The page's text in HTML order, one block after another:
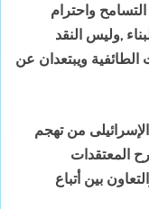
التسامح واحترام
,وليس النقد
الطائفية ويبتعدان عن
من تهجم
المعتقدات
بين أتباع